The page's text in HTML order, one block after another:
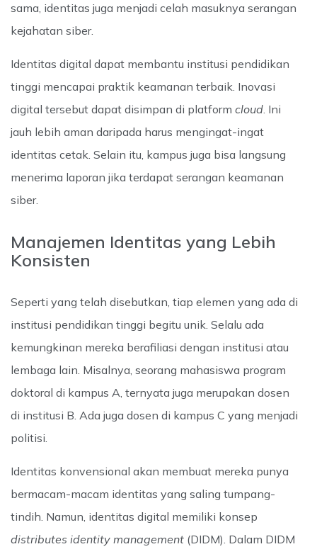
sama, identitas juga menjadi celah masuknya serangan
kejahatan siber.
Identitas digital dapat membantu institusi pendidikan
tinggi mencapai praktik keamanan terbaik. Inovasi
digital tersebut dapat disimpan di platform cloud. Ini
jauh lebih aman daripada harus mengingat-ingat
identitas cetak. Selain itu, kampus juga bisa langsung
menerima laporan jika terdapat serangan keamanan
siber.
Manajemen Identitas yang Lebih
Konsisten
Seperti yang telah disebutkan, tiap elemen yang ada di
institusi pendidikan tinggi begitu unik. Selalu ada
kemungkinan mereka berafiliasi dengan institusi atau
lembaga lain. Misalnya, seorang mahasiswa program
doktoral di kampus A, ternyata juga merupakan dosen
di institusi B. Ada juga dosen di kampus C yang menjadi
politisi.
Identitas konvensional akan membuat mereka punya
bermacam-macam identitas yang saling tumpang-
tindih. Namun, identitas digital memiliki konsep
distributes identity management (DIDM). Dalam DIDM